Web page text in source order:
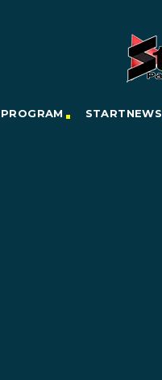
PROGRAM STARTNEWS